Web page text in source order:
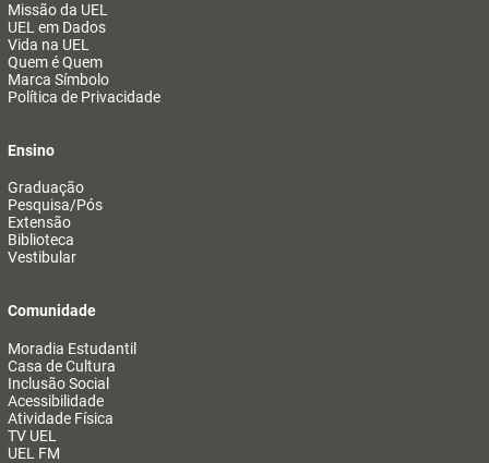
Missão da UEL
UEL em Dados
Vida na UEL
Quem é Quem
Marca Símbolo
Política de Privacidade
Ensino
Graduação
Pesquisa/Pós
Extensão
Biblioteca
Vestibular
Comunidade
Moradia Estudantil
Casa de Cultura
Inclusão Social
Acessibilidade
Atividade Física
TV UEL
UEL FM